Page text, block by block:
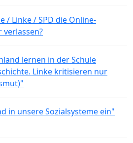
/ Linke / SPD die Online-
lernen in der Schule
Linke kritisieren nur
in unsere Sozialsysteme ein"